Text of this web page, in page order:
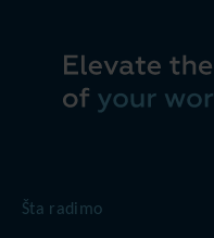
Šta radimo